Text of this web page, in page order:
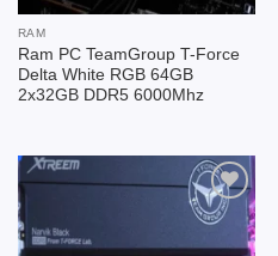
RAM
Ram PC TeamGroup T-Force
Delta White RGB 64GB
2x32GB DDR5 6000Mhz
Add to